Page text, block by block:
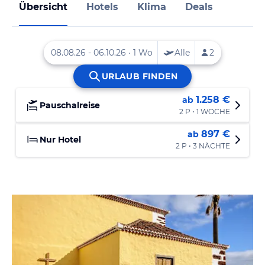
Übersicht Hotels Klima Deals
Pauschalreise ab 1.258 €
2 P • 1 WOCHE
Nur Hotel ab 897 €
2 P • 3 NÄCHTE